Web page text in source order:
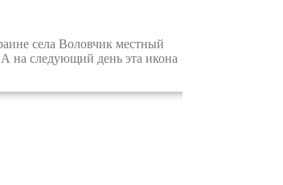
села Воловчик местный
на следующий день эта икона